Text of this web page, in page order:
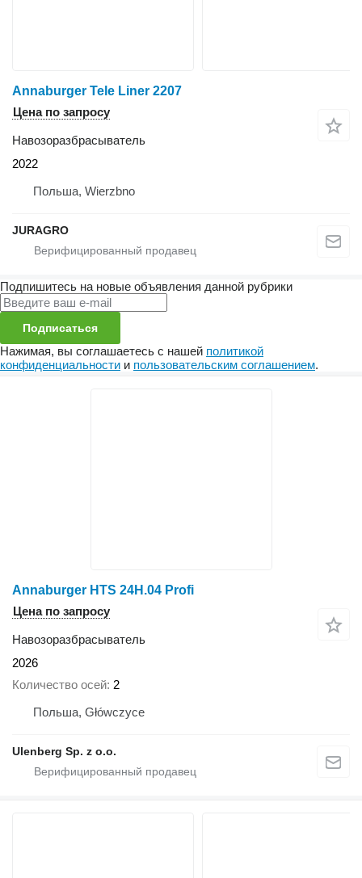
Annaburger Tele Liner 2207
Цена по запросу
Навозоразбрасыватель
2022
Польша, Wierzbno
JURAGRO
Подпишитесь на новые объявления данной рубрики
Подписаться
Нажимая, вы соглашаетесь с нашей политикой
конфиденциальности и пользовательским соглашением.
Annaburger HTS 24H.04 Profi
Цена по запросу
Навозоразбрасыватель
2026
Количество осей 2
Польша, Główczyce
Ulenberg Sp. z o.o.